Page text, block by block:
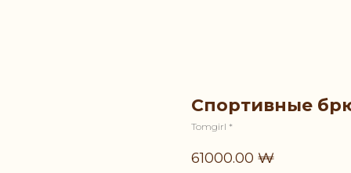
Спортивные
Tomgirl *
61000.00 ₩